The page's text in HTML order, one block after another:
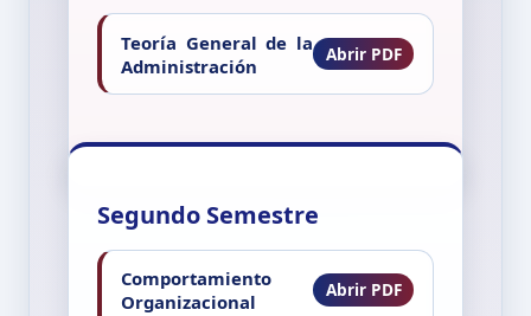
Teoría General de la
Administración
Segundo Semestre
Comportamiento
Organizacional